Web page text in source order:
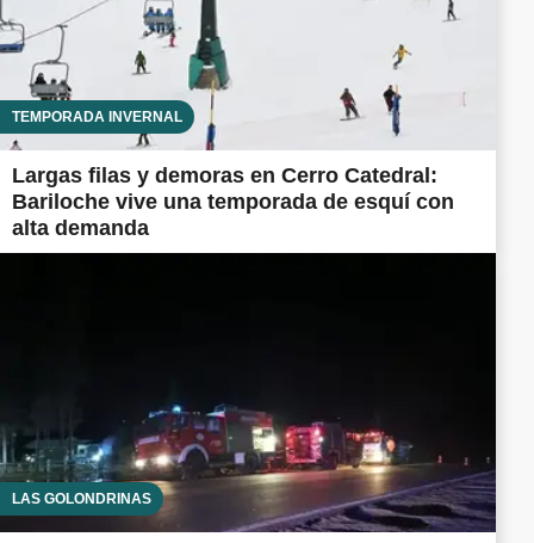
TEMPORADA INVERNAL
Largas filas y demoras en Cerro Catedral:
Bariloche vive una temporada de esquí con
alta demanda
LAS GOLONDRINAS